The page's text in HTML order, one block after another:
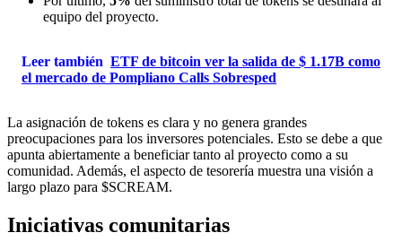
equipo del proyecto.
Leer también ETF de bitcoin ver la salida de $ 1.17B como
el mercado de Pompliano Calls Sobresped
La asignación de tokens es clara y no genera grandes
preocupaciones para los inversores potenciales. Esto se debe a que
apunta abiertamente a beneficiar tanto al proyecto como a su
comunidad. Además, el aspecto de tesorería muestra una visión a
largo plazo para $SCREAM.
Iniciativas comunitarias